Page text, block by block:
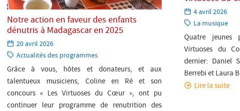
Notre action en faveur des enfants
dénutris à Madagascar en 2025
Paru
le:
20 avril 2026
Catégorie:
Actualités des programmes
Grâce à vous, hôtes et donateurs, et aux
talentueux musiciens, Coline en Ré et son
concours « Les Virtuoses du Cœur », ont pu
continuer leur programme de renutrition des
Paru
le:
4 avril 2026
Catégorie:
La musique
Quatre jeunes
Virtuoses du
dernier: Daniel
Berrebi et Laura
Lire la suite